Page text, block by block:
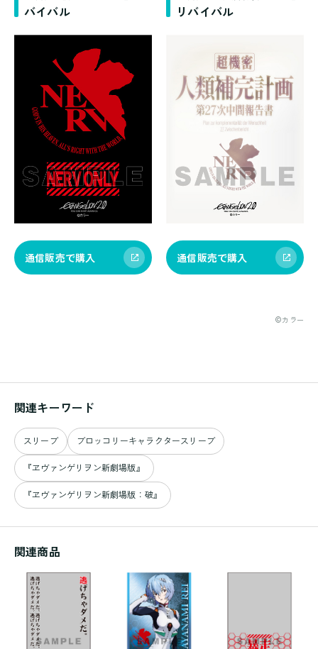
バイバル
通信販売で購入
リバイバル
通信販売で購入
©カラー
関連キーワード
スリーブ ブロッコリーキャラクタースリーブ
『ヱヴァンゲリヲン新劇場版』
『ヱヴァンゲリヲン新劇場版：破』
関連商品